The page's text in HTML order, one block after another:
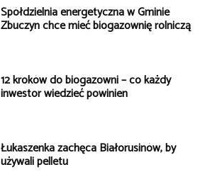
Spółdzielnia energetyczna w Gminie
Zbuczyn chce mieć biogazownię rolniczą
12 kroków do biogazowni – co każdy
inwestor wiedzieć powinien
Łukaszenka zachęca Białorusinów, by
używali pelletu